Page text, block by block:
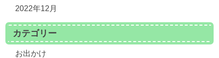
2022年12月
カテゴリー
お出かけ